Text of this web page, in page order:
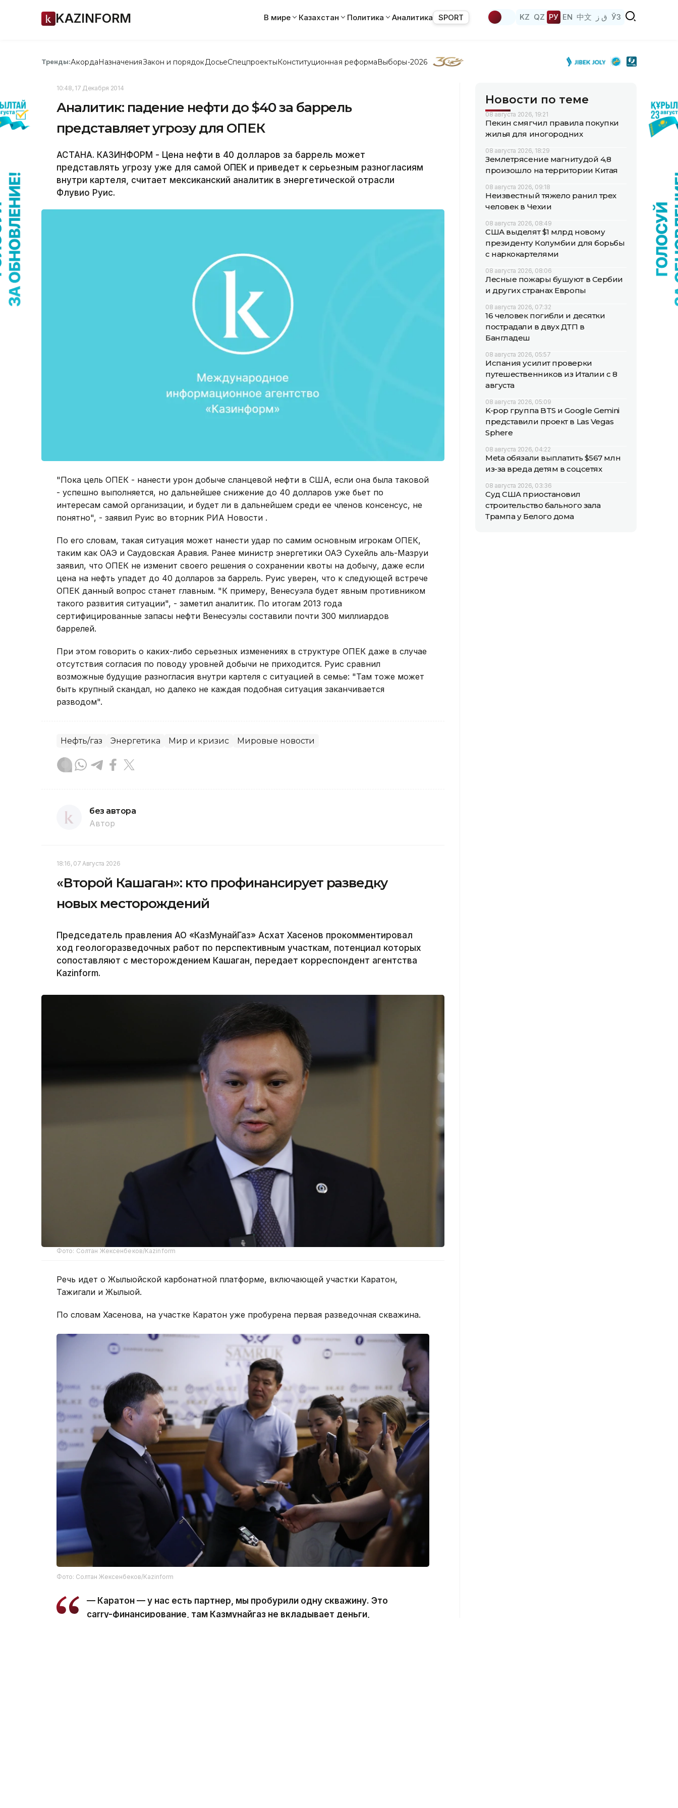
KAZINFORM В мире Казахстан Политика Аналитика SPORT KZ QZ РУ EN 中文 ق ز ЎЗ
Тренды:АкордаНазначенияЗакон и порядок ДосьеСпецпроектыКонституционная реформаВыборы-2026
10:48, 17 Декабря 2014
Аналитик: падение нефти до $40 за баррель
представляет угрозу для ОПЕК
АСТАНА. КАЗИНФОРМ - Цена нефти в 40 долларов за баррель может
представлять угрозу уже для самой ОПЕК и приведет к серьезным разногласиям
внутри картеля, считает мексиканский аналитик в энергетической отрасли
Флувио Руис.
"Пока цель ОПЕК - нанести урон добыче сланцевой нефти в США, если она была таковой
- успешно выполняется, но дальнейшее снижение до 40 долларов уже бьет по
интересам самой организации, и будет ли в дальнейшем среди ее членов консенсус, не
понятно", - заявил Руис во вторник РИА Новости .
По его словам, такая ситуация может нанести удар по самим основным игрокам ОПЕК,
таким как ОАЭ и Саудовская Аравия. Ранее министр энергетики ОАЭ Сухейль аль-Мазруи
заявил, что ОПЕК не изменит своего решения о сохранении квоты на добычу, даже если
цена на нефть упадет до 40 долларов за баррель. Руис уверен, что к следующей встрече
ОПЕК данный вопрос станет главным. "К примеру, Венесуэла будет явным противником
такого развития ситуации", - заметил аналитик. По итогам 2013 года
сертифицированные запасы нефти Венесуэлы составили почти 300 миллиардов
баррелей.
При этом говорить о каких-либо серьезных изменениях в структуре ОПЕК даже в случае
отсутствия согласия по поводу уровней добычи не приходится. Руис сравнил
возможные будущие разногласия внутри картеля с ситуацией в семье: "Там тоже может
быть крупный скандал, но далеко не каждая подобная ситуация заканчивается
разводом".
Нефть/газ Энергетика Мир и кризис Мировые новости
без автора
Автор
18:16, 07 Августа 2026
«Второй Кашаган»: кто профинансирует разведку
новых месторождений
Председатель правления АО «КазМунайГаз» Асхат Хасенов прокомментировал
ход геологоразведочных работ по перспективным участкам, потенциал которых
сопоставляют с месторождением Кашаган, передает корреспондент агентства
Kazinform.
Фото: Солтан Жексенбеков/Kazinform
Речь идет о Жылыойской карбонатной платформе, включающей участки Каратон,
Тажигали и Жылыой.
По словам Хасенова, на участке Каратон уже пробурена первая разведочная скважина.
Фото: Солтан Жексенбеков/Kazinform
— Каратон — у нас есть партнер, мы пробурили одну скважину. Это
carry-финансирование, там Казмунайгаз не вкладывает деньги,
Новости по теме
08 августа 2026, 19:21
Пекин смягчил правила покупки
жилья для иногородних
08 августа 2026, 18:29
Землетрясение магнитудой 4,8
произошло на территории Китая
08 августа 2026, 09:18
Неизвестный тяжело ранил трех
человек в Чехии
08 августа 2026, 08:49
США выделят $1 млрд новому
президенту Колумбии для борьбы
с наркокартелями
08 августа 2026, 08:06
Лесные пожары бушуют в Сербии
и других странах Европы
08 августа 2026, 07:32
16 человек погибли и десятки
пострадали в двух ДТП в
Бангладеш
08 августа 2026, 05:57
Испания усилит проверки
путешественников из Италии с 8
августа
08 августа 2026, 05:09
K-pop группа BTS и Google Gemini
представили проект в Las Vegas
Sphere
08 августа 2026, 04:22
Meta обязали выплатить $567 млн
из-за вреда детям в соцсетях
08 августа 2026, 03:36
Суд США приостановил
строительство бального зала
Трампа у Белого дома